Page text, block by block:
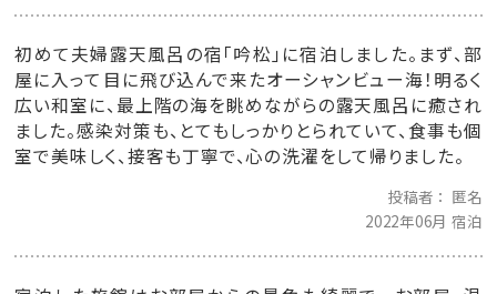
初めて夫婦露天風呂の宿「吟松」に宿泊しました。まず、部
屋に入って目に飛び込んで来たオーシャンビュー海！明るく
広い和室に、最上階の海を眺めながらの露天風呂に癒され
ました。感染対策も、とてもしっかりとられていて、食事も個
室で美味しく、接客も丁寧で、心の洗濯をして帰りました。
投稿者
匿名
2022年06月 宿泊